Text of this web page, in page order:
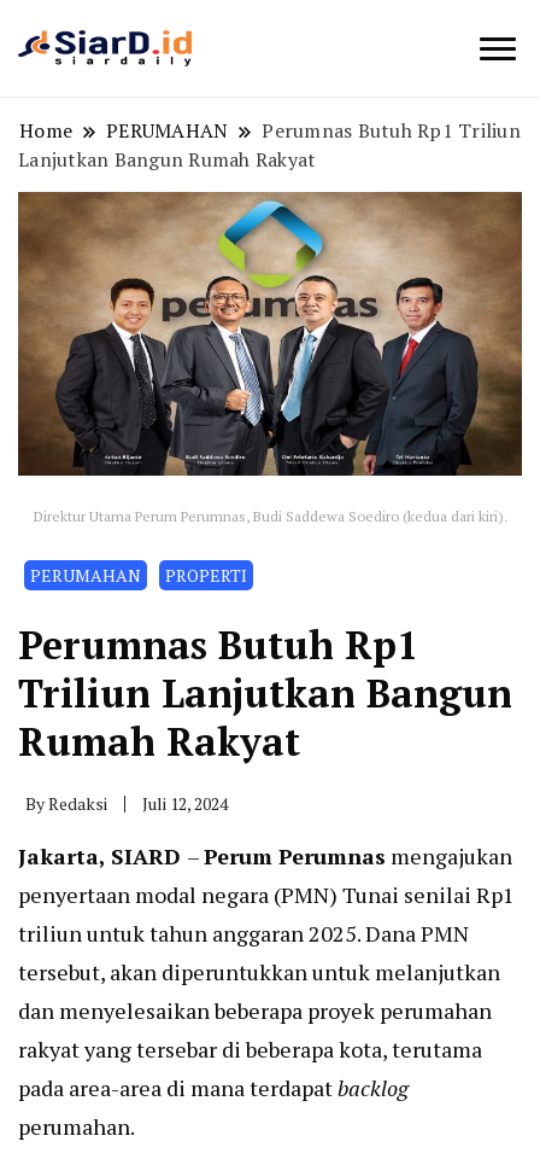
Home PERUMAHAN
Perumnas Butuh Rp1 Triliun
Lanjutkan Bangun Rumah Rakyat
Direktur Utama Perum Perumnas, Budi Saddewa Soediro (kedua dari kiri).
PERUMAHAN PROPERTI
Perumnas Butuh Rp1
Triliun Lanjutkan Bangun
Rumah Rakyat
ByRedaksi Juli 12, 2024
Jakarta, SIARD –Perum Perumnas mengajukan
penyertaan modal negara (PMN) Tunai senilai Rp1
triliun untuk tahun anggaran 2025. Dana PMN
tersebut, akan diperuntukkan untuk melanjutkan
dan menyelesaikan beberapa proyek perumahan
rakyat yang tersebar di beberapa kota, terutama
pada area-area di mana terdapatbacklog
perumahan.